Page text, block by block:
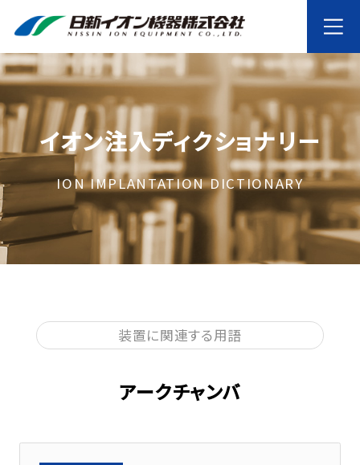
イオン注入ディクショナリー
ION IMPLANTATION DICTIONARY
装置に関連する用語
アークチャンバ